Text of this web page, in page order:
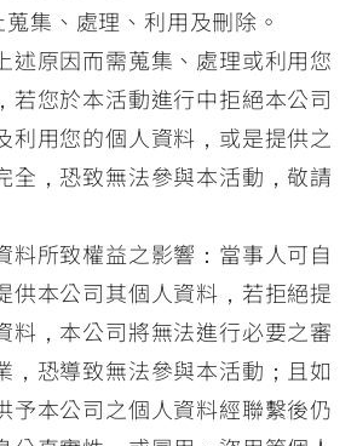
集、處理、利用及刪除。
述原因而需蒐集、處理或利用您
若您於本活動進行中拒絕本公司
利用您的個人資料，或是提供之
全，恐致無法參與本活動，敬請
料所致權益之影響：當事人可自
供本公司其個人資料，若拒絕提
料，本公司將無法進行必要之審
，恐導致無法參與本活動；且如
予本公司之個人資料經聯繫後仍